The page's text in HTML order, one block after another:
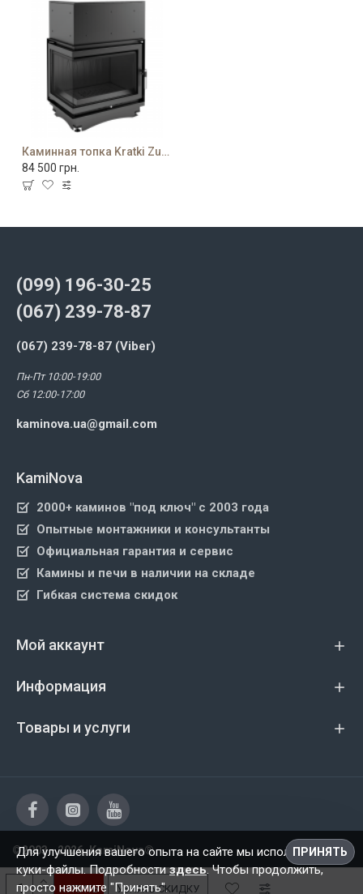
КУПИТЬ УЗНАТЬ СКИДКУ
Каминная топка Kratki Zuzia 16/L/BS
84 500 грн.
(099) 196-30-25
(067) 239-78-87
(067) 239-78-87 (Viber)
Пн-Пт 10:00-19:00
Сб 12:00-17:00
kaminova.ua@gmail.com
KamiNova
2000+ каминов "под ключ" с 2003 года
Опытные монтажники и консультанты
Официальная гарантия и сервис
Камины и печи в наличии на складе
Гибкая система скидок
Мой аккаунт
Информация
Товары и услуги
©2003 - 2026, KamiNova® ПРИНЯТЬ
Для улучшения вашего опыта на сайте мы используем
куки-файлы. Подробностиздесь. Чтобы продолжить,
просто нажмите "Принять".